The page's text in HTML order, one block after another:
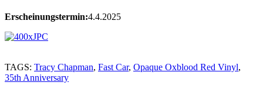
Erscheinungstermin:4.4.2025
TAGS: Tracy Chapman, Fast Car, Opaque Oxblood Red Vinyl,
35th Anniversary